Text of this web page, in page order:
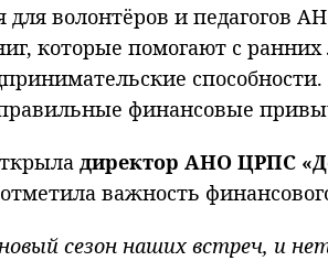
для волонтёров и педагогов
которые помогают с
финансовые
директор АНО ЦРПС
важность
сезон наших встреч, и